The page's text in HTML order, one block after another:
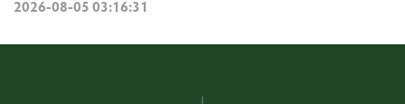
2026-08-05 03:16:31